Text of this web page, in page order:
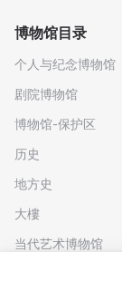
博物馆目录
个人与纪念博物馆
剧院博物馆
博物馆-保护区
历史
地方史
大樓
当代艺术博物馆